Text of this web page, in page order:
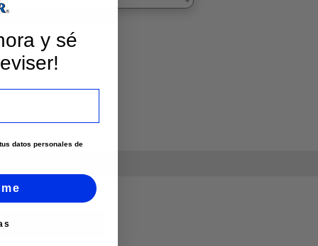
y sé
datos personales de